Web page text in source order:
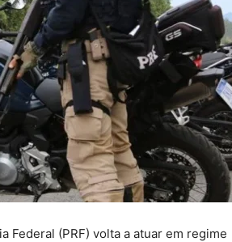
Federal (PRF) volta a atuar em regime